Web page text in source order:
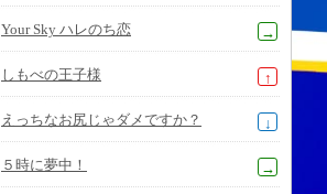
Your Sky ハレのち恋 →
しもべの王子様 ↑
えっちなお尻じゃダメですか？ ↓
５時に夢中！ →